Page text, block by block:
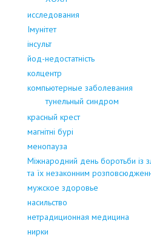
исследования
Імунітет
інсульт
йод-недостатність
колцентр
компьютерные заболевания
тунельный синдром
красный крест
магнітні бурі
менопауза
Міжнародний день боротьби із
та їх незаконним
мужское здоровье
насильство
нетрадиционная медицина
нирки